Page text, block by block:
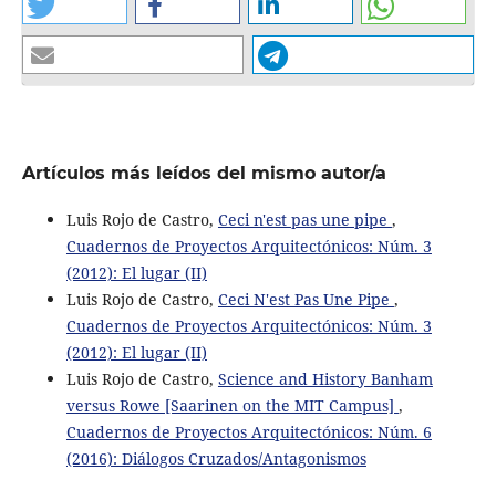
Artículos más leídos del mismo autor/a
Luis Rojo de Castro, Ceci n'est pas une pipe ,
Cuadernos de Proyectos Arquitectónicos: Núm. 3
(2012): El lugar (II)
Luis Rojo de Castro, Ceci N'est Pas Une Pipe ,
Cuadernos de Proyectos Arquitectónicos: Núm. 3
(2012): El lugar (II)
Luis Rojo de Castro, Science and History Banham
versus Rowe [Saarinen on the MIT Campus] ,
Cuadernos de Proyectos Arquitectónicos: Núm. 6
(2016): Diálogos Cruzados/Antagonismos